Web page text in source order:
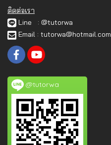
ติดต่อเรา
Line : @tutorwa
Email : tutorwa@hotmail.com
@tutorwa